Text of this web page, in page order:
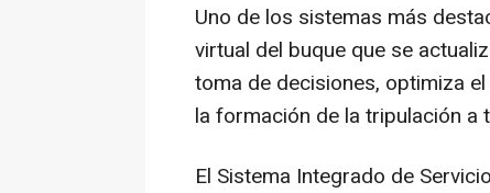
Uno de los sistemas más
virtual del buque que se
toma de decisiones, optimiza
la formación de la tripulación a
El Sistema Integrado de